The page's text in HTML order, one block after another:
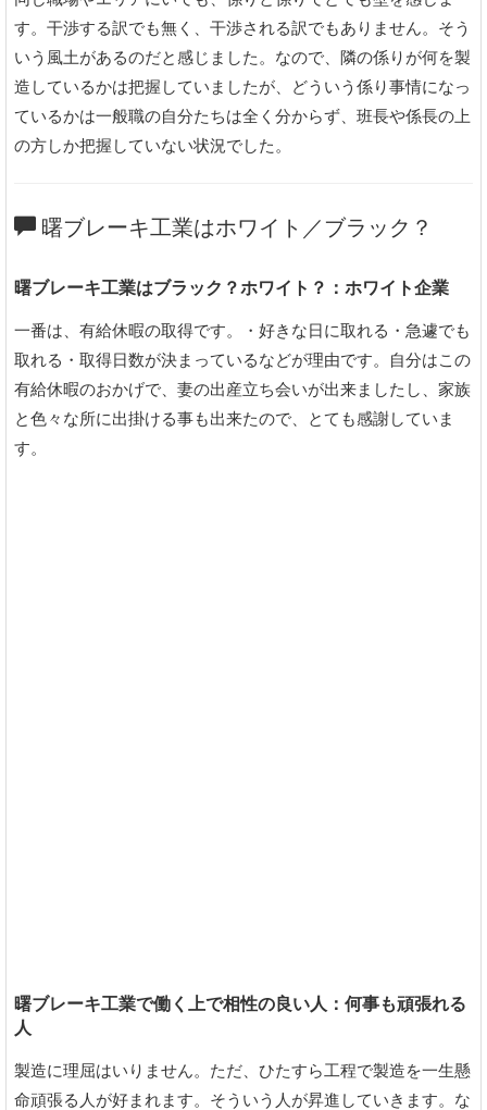
す。干渉する訳でも無く、干渉される訳でもありません。そう
いう風土があるのだと感じました。なので、隣の係りが何を製
造しているかは把握していましたが、どういう係り事情になっ
ているかは一般職の自分たちは全く分からず、班長や係長の上
の方しか把握していない状況でした。
曙ブレーキ工業はホワイト／ブラック？
曙ブレーキ工業はブラック？ホワイト？：ホワイト企業
一番は、有給休暇の取得です。・好きな日に取れる・急遽でも
取れる・取得日数が決まっているなどが理由です。自分はこの
有給休暇のおかげで、妻の出産立ち会いが出来ましたし、家族
と色々な所に出掛ける事も出来たので、とても感謝していま
す。
曙ブレーキ工業で働く上で相性の良い人：何事も頑張れる
人
製造に理屈はいりません。ただ、ひたすら工程で製造を一生懸
命頑張る人が好まれます。そういう人が昇進していきます。な